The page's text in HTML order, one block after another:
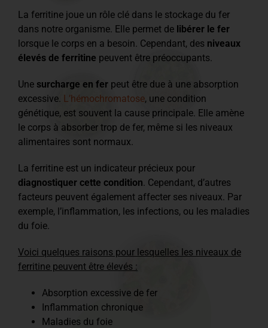
La ferritine joue un rôle clé dans le stockage du fer
dans notre organisme. Elle permet de libérer le fer
lorsque le corps en a besoin. Cependant, des niveaux
élevés de ferritine peuvent être préoccupants.
Une surcharge en fer peut être due à une absorption
excessive. L’hémochromatose, une condition
génétique, est souvent la cause principale. Elle amène
le corps à absorber trop de fer, même si les niveaux
alimentaires sont normaux.
La ferritine est un indicateur précieux pour
diagnostiquer cette condition. Cependant, d’autres
facteurs peuvent également affecter ses niveaux. Par
exemple, l’inflammation, les infections, ou les maladies
du foie.
Voici quelques raisons pour lesquelles les niveaux de
ferritine peuvent être élevés :
Absorption excessive de fer
Inflammation chronique
Maladies du foie